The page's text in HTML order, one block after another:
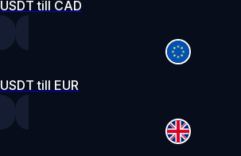
USDT till CAD
USDT till EUR